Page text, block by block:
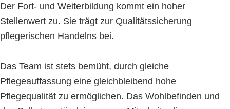
Der Fort- und Weiterbildung kommt ein hoher
Stellenwert zu. Sie trägt zur Qualitätssicherung
pflegerischen Handelns bei.
Das Team ist stets bemüht, durch gleiche
Pflegeauffassung eine gleichbleibend hohe
Pflegequalität zu ermöglichen. Das Wohlbefinden und